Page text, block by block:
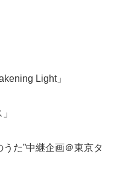
Light」
た”中継企画＠東京タ